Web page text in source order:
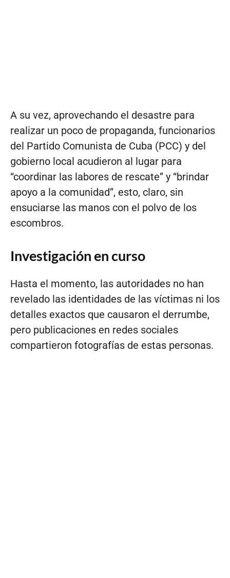
A su vez, aprovechando el desastre para
realizar un poco de propaganda, funcionarios
del Partido Comunista de Cuba (PCC) y del
gobierno local acudieron al lugar para
“coordinar las labores de rescate” y “brindar
apoyo a la comunidad”, esto, claro, sin
ensuciarse las manos con el polvo de los
escombros.
Investigación en curso
Hasta el momento, las autoridades no han
revelado las identidades de las víctimas ni los
detalles exactos que causaron el derrumbe,
pero publicaciones en redes sociales
compartieron fotografías de estas personas.